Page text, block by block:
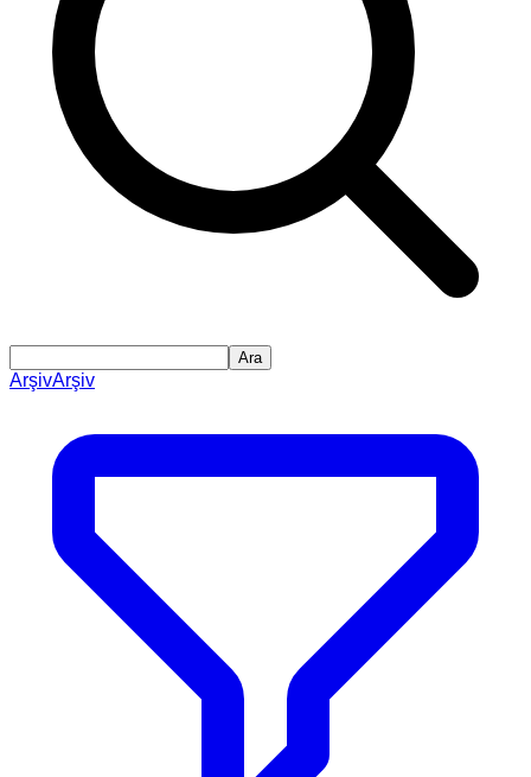
Ara
ArşivArşiv